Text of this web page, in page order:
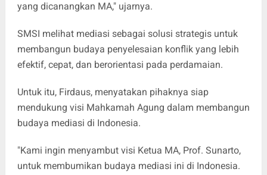
yang dicanangkan MA," ujarnya.
SMSI melihat mediasi sebagai solusi strategis untuk
membangun budaya penyelesaian konflik yang lebih
efektif, cepat, dan berorientasi pada perdamaian.
Untuk itu, Firdaus, menyatakan pihaknya siap
mendukung visi Mahkamah Agung dalam membangun
budaya mediasi di Indonesia.
"Kami ingin menyambut visi Ketua MA, Prof. Sunarto,
untuk membumikan budaya mediasi ini di Indonesia.